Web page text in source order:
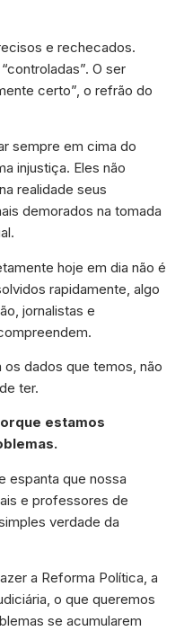
e rechecados.
O ser
certo”, o refrão do
sempre em cima do
injustiça. Eles não
realidade seus
demorados na tomada
hoje em dia não é
rapidamente, algo
jornalistas e
dados que temos, não
ter.
estamos
espanta que nossa
e professores de
verdade da
a Reforma Política, a
o que queremos
se acumularem